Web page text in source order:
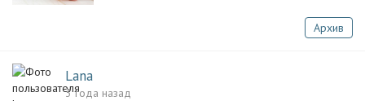
Архив
Lana
3 года назад